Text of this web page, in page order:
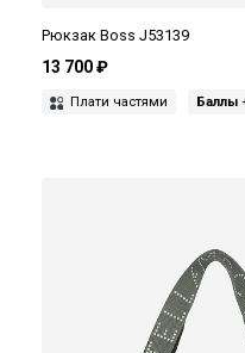
Рюкзак Boss J53139
13 700 ₽
Плати частями Баллы